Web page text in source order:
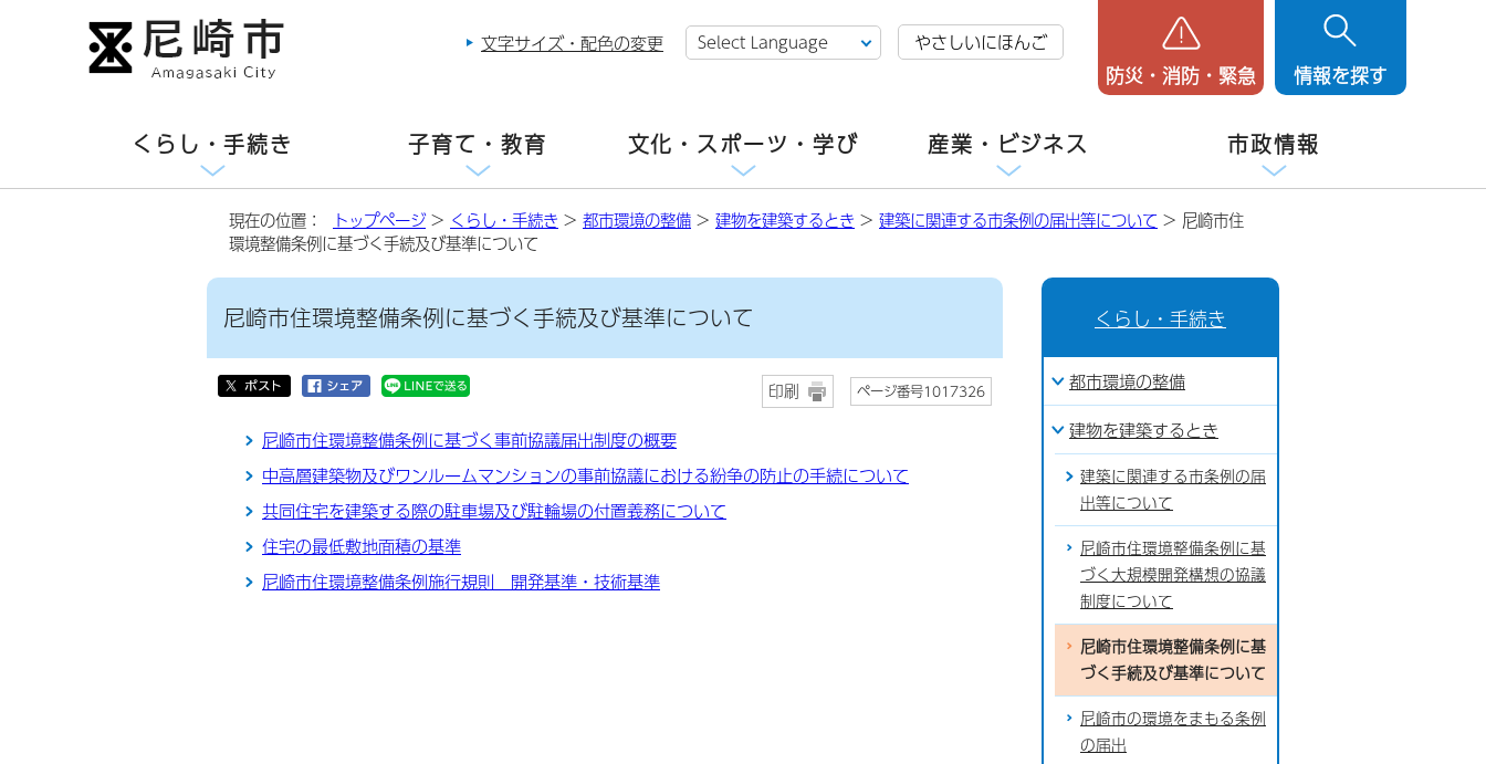
文字サイズ・配色の変更 やさしいにほんご
防災・消防・緊急 情報を探す
くらし・手続き 子育て・教育 文化・スポーツ・学び 産業・ビジネス 市政情報
現在の位置： トップページ> くらし・手続き > 都市環境の整備 > 建物を建築するとき > 建築に関連する市条例の届出等について > 尼崎市住
環境整備条例に基づく手続及び基準について
尼崎市住環境整備条例に基づく手続及び基準について
印刷 ページ番号1017326
尼崎市住環境整備条例に基づく事前協議届出制度の概要
中高層建築物及びワンルームマンションの事前協議における紛争の防止の手続について
共同住宅を建築する際の駐車場及び駐輪場の付置義務について
住宅の最低敷地面積の基準
尼崎市住環境整備条例施行規則 開発基準・技術基準
くらし・手続き
都市環境の整備
建物を建築するとき
建築に関連する市条例の届
出等について
尼崎市住環境整備条例に基
づく大規模開発構想の協議
制度について
尼崎市住環境整備条例に基
づく手続及び基準について
尼崎市の環境をまもる条例
の届出